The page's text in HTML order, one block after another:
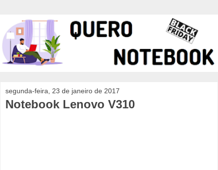
segunda-feira, 23 de janeiro de 2017
Notebook Lenovo V310